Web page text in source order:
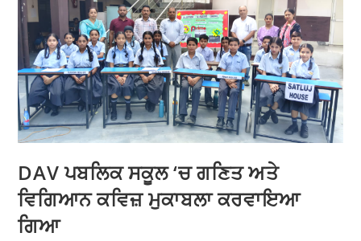
ਖ਼ਾਲਸਾ ਕਾਲੀਜੀਏਟ ਸੀਨੀਅਰ ਸੈਕੰਡਰੀ ਸਕੂਲ
ਵਿਖੇ ਮਾਪੇ-ਅਧਿਆਪਕ ਮਿਲਣੀ ਕਰਵਾਈ ਗਈ
Prime Punjab Times
August 1, 2026
Doaba / Education
ਗੜ੍ਹਦੀਵਾਲਾ 1 ਅਗਸਤ (ਚੌਧਰੀ) : ਸ਼੍ਰੋਮਣੀ ਗੁਰਦੁਆਰਾ ਪ੍ਰਬੰਧਕ
ਕਮੇਟੀ ਸ੍ਰੀ ਅੰਮ੍ਰਿਤਸਰ ਸਾਹਿਬ ਦੇ ਪ੍ਰਬੰਧ ਅਧੀਨ ਚੱਲ ਰਹੇ ਅਦਾਰੇ
ਖ਼ਾਲਸਾ ਕਾਲਜੀਏਟ ਸੀਨੀਅਰ ਸੈਕੰਡਰੀ ਸਕੂਲ, ਗੜ੍ਹਦੀਵਾਲਾ ਵਿਖੇ
ਸ਼੍ਰੋਮਣੀ ਗੁਰਦੁਆਰਾ ਪ੍ਰਬੰਧਕ ਕਮੇਟੀ ਦੇ…